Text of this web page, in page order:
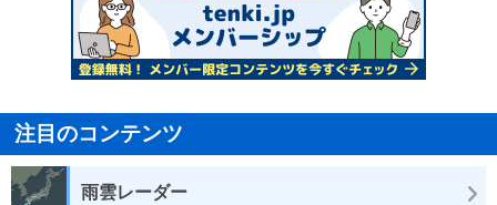
注目のコンテンツ
雨雲レーダー